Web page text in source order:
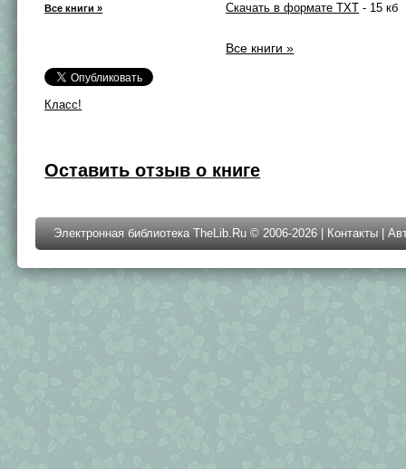
Все книги »
Класс!
Скачать в формате TXT - 15 кб
Все книги »
Оставить отзыв о книге
Электронная библиотека TheLib.Ru © 2006-2026 | Контакты |